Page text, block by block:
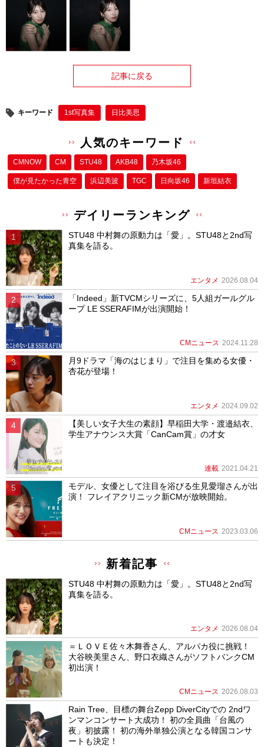
記事に戻る
キーワード 1st写真集 日比美思
人気のキーワード
CMNOW CM STU48 AKB48 乃木坂46
僕が⾒たかった⻘空 浜辺美波 TGC 日向坂46 新垣結衣
デイリーランキング
STU48 中村舞の原動力は「愛」。STU48と2nd写
真集を語る。
エンタメ 2026.08.04
「Indeed」新TVCMシリーズに、5人組ガールグル
ープ LE SSERAFIMが出演開始！
CMニュース 2024.11.28
月9ドラマ「海のはじまり」で注目を集める女優・
杏花が登場！
エンタメ 2024.09.02
【美しい女子大生の素顔】早稲田大学・渡邉結衣、
学生アナウンス大賞「CanCam賞」の才女
連載 2021.04.21
モデル、女優として注目を浴びる生見愛瑠さんが出
演！ フレイアクリニック新CMが放映開始。
CMニュース 2023.03.06
新着記事
STU48 中村舞の原動力は「愛」。STU48と2nd写
真集を語る。
エンタメ 2026.08.04
＝ＬＯＶＥ佐々木舞香さん、アルパカ役に挑戦！
大谷映美里さん、野口衣織さんがソフトバンクCM
初出演！
CMニュース 2026.08.03
Rain Tree、目標の舞台Zepp DiverCityでの 2ndワ
ンマンコンサート大成功！ 初の全員曲「台風の
夜」初披露！ 初の海外単独公演となる韓国コンサ
ートも決定！